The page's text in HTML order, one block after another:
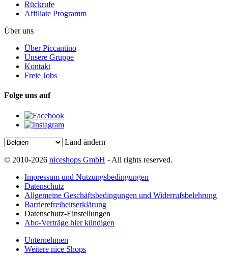
Rückrufe
Affiliate Programm
Über uns
Über Piccantino
Unsere Gruppe
Kontakt
Freie Jobs
Folge uns auf
Land ändern
© 2010-2026 niceshops GmbH - All rights reserved.
Impressum und Nutzungsbedingungen
Datenschutz
Allgemeine Geschäftsbedingungen und Widerrufsbelehrung
Barrierefreiheitserklärung
Datenschutz-Einstellungen
Abo-Verträge hier kündigen
Unternehmen
Weitere nice Shops